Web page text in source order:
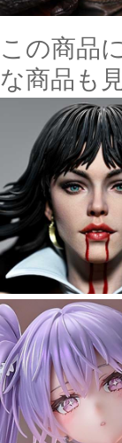
この商品
な商品も